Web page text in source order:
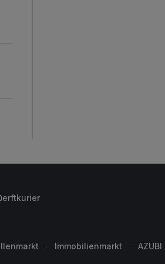
Immobilienmarkt AZUBI